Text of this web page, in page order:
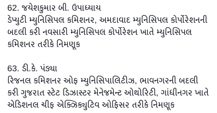
62. જયેશકુમાર બી. ઉપાધ્યાય
ડેપ્યુટી મ્યુનિસિપલ કમિશનર, અમદાવાદ મ્યુનિસિપલ કોર્પોરેશનની
બદલી કરી નવસારી મ્યુનિસિપલ કોર્પોરેશન ખાતે મ્યુનિસિપલ
કમિશનર તરીકે નિમણૂક
63. ડી.કે. પંડ્યા
રિજનલ કમિશનર ઓફ મ્યુનિસિપાલિટીઝ, ભાવનગરની બદલી
કરી ગુજરાત સ્ટેટ ડિઝાસ્ટર મેનેજમેન્ટ ઓથોરિટી, ગાંધીનગર ખાતે
એડિશનલ ચીફ એક્ઝિક્યુટિવ ઓફિસર તરીકે નિમણૂક